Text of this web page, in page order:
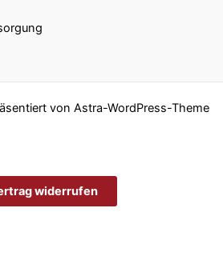
von Astra-WordPress-Theme
widerrufen